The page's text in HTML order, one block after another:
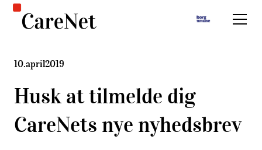
10.april2019
Husk at tilmelde dig
CareNets nye nyhedsbrev